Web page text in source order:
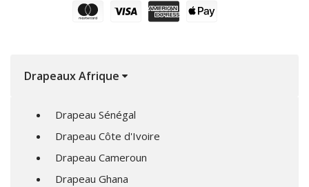
Drapeaux Afrique
Drapeau Sénégal
Drapeau Côte d'Ivoire
Drapeau Cameroun
Drapeau Ghana